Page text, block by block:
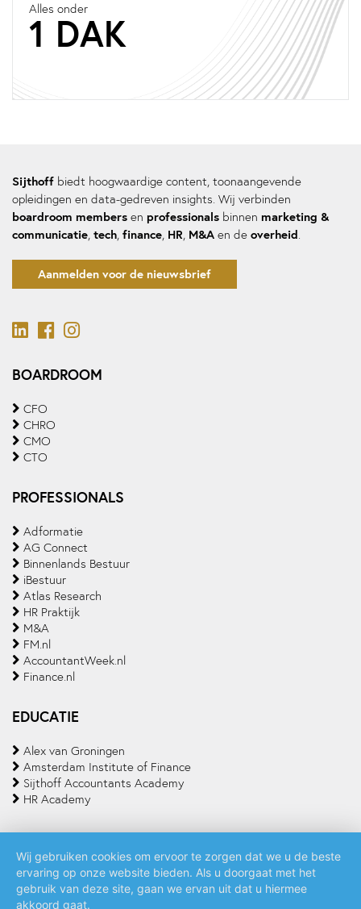
Alles onder
1 DAK
Sijthoff biedt hoogwaardige content, toonaangevende
opleidingen en data-gedreven insights. Wij verbinden
boardroom members en professionals binnen marketing &
communicatie, tech, finance, HR, M&A en de overheid.
Aanmelden voor de nieuwsbrief
BOARDROOM
CFO
CHRO
CMO
CTO
PROFESSIONALS
Adformatie
AG Connect
Binnenlands Bestuur
iBestuur
Atlas Research
HR Praktijk
M&A
FM.nl
AccountantWeek.nl
Finance.nl
EDUCATIE
Alex van Groningen
Amsterdam Institute of Finance
Sijthoff Accountants Academy
HR Academy
Algemene voorwaarden Privacy policy Cookie statement
Wij gebruiken cookies om ervoor te zorgen dat we u de beste
ervaring op onze website bieden. Als u doorgaat met het
gebruik van deze site, gaan we ervan uit dat u hiermee
akkoord gaat.